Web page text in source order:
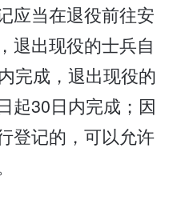
应当在退役前往安
退出现役的士兵自
完成，退出现役的
起30日内完成；因
登记的，可以允许